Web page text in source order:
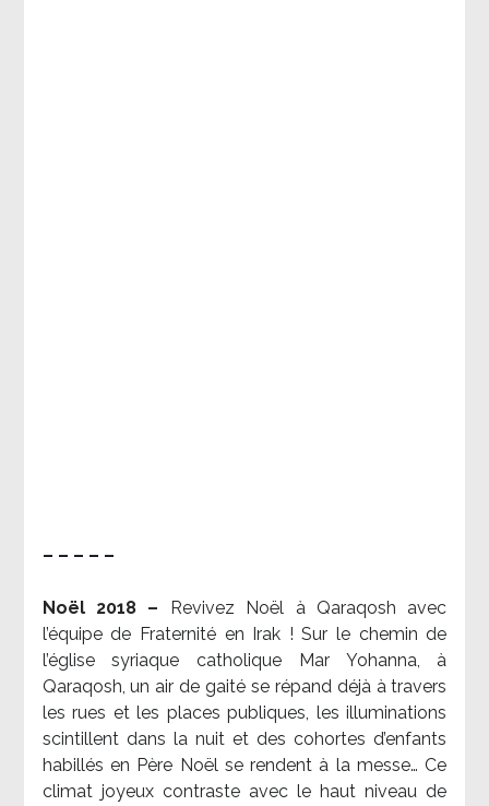
– – – – –
Noël 2018 –
Revivez Noël à Qaraqosh avec
l’équipe de Fraternité en Irak ! Sur le chemin de
l’église syriaque catholique Mar Yohanna, à
Qaraqosh, un air de gaité se répand déjà à travers
les rues et les places publiques, les illuminations
scintillent dans la nuit et des cohortes d’enfants
habillés en Père Noël se rendent à la messe… Ce
climat joyeux contraste avec le haut niveau de